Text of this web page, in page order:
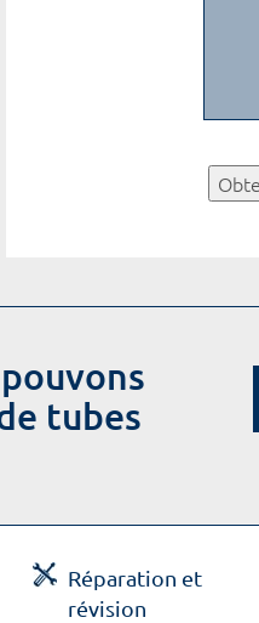
tubes
Réparation et
révision